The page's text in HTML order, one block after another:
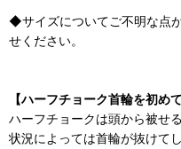
◆サイズについてご不明な点
せください。
【ハーフチョーク首輪を初め
ハーフチョークは頭から被せ
状況によっては首輪が抜けて